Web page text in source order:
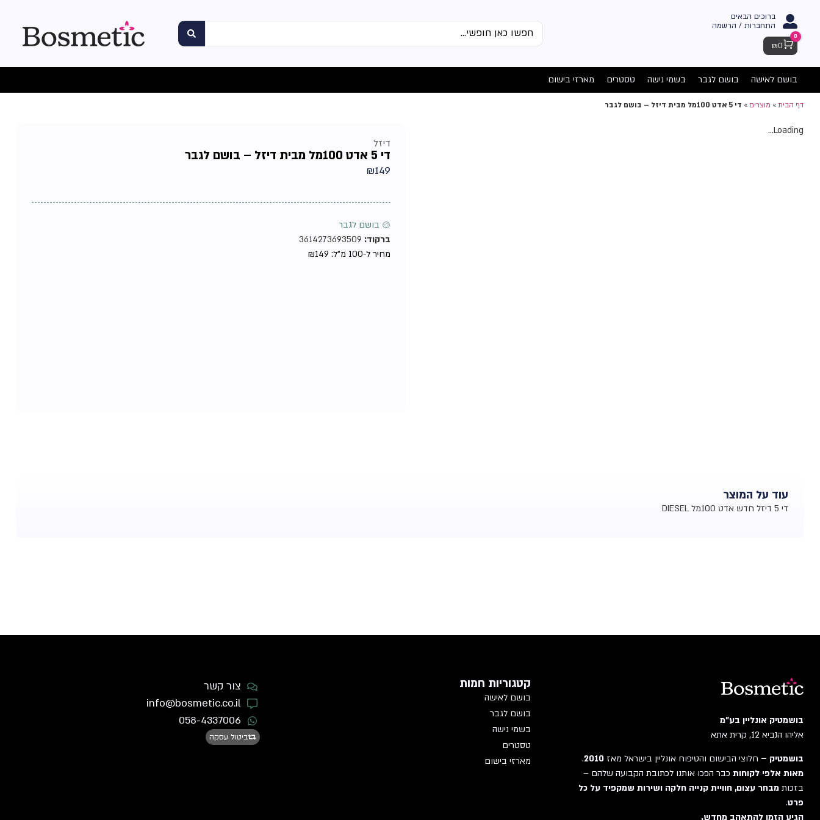
ברוכים הבאים
התחברות / הרשמה
Cart
0
₪0
בושם לאישה בושם לגבר בשמי נישה טסטרים מארזי בישום
דף הבית» מוצרים» די 5 אדט 100מל מבית דיזל – בושם לגבר
Loading...
דיזל
די 5 אדט 100מל מבית דיזל – בושם לגבר
₪149
♂ בושם לגבר
ברקוד:
מחיר ל-100 מ"ל:
₪149
עוד על המוצר
די 5 דיזל חדש אדט 100מל DIESEL
בושמטיק אונליין בע"מ
אליהו הנביא 12, קרית אתא
בושמטיק – חלוצי הבישום והטיפוח אונליין בישראל מאז 2010
.
מאות אלפי לקוחות כבר הפכו אותנו לכתובת הקבועה שלהם –
בזכות מבחר עצום, חוויית קנייה חלקה ושירות שמקפיד על כל
פרט.
הגיע הזמן להתאהב מחדש.
קטגוריות חמות
בושם לאישה
בושם לגבר
בשמי נישה
טסטרים
מארזי בישום
צור קשר
info@bosmetic.co.il
058-4337006
ביטול עסקה